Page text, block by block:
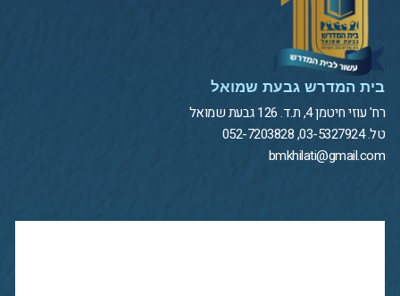
בית המדרש גבעת שמואל
רח' עוזי חיטמן 4, ת.ד. 126 גבעת שמואל
טל. 03-5327924, 052-7203828
bmkhilati@gmail.com